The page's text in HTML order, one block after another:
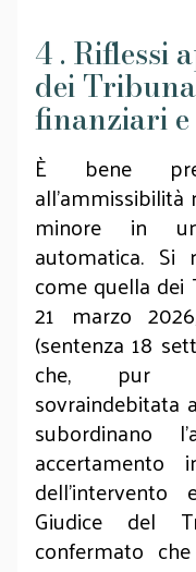
4 . Riflessi
dei
finanziari
È bene
all'ammissibilità
minore in
automatica. Si
come quella dei
21 marzo
(sentenza 18
che, pur
sovraindebitata
subordinano
accertamento
dell'intervento
Giudice del
confermato